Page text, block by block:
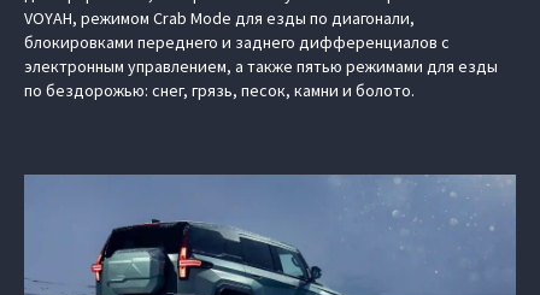
VOYAH, режимом Crab Mode для езды по диагонали,
блокировками переднего и заднего дифференциалов с
электронным управлением, а также пятью режимами для езды
по бездорожью: снег, грязь, песок, камни и болото.